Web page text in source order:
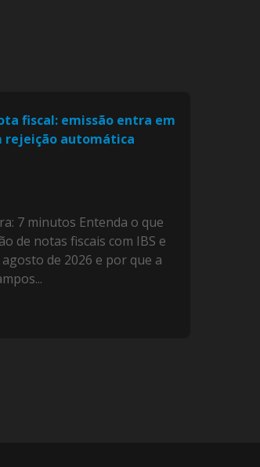
fiscal: emissão entra em
rejeição automática
7 minutos Entenda o que
de notas fiscais com IBS e
agosto de 2026 e por que a